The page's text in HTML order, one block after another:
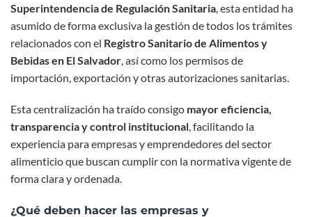
Superintendencia de Regulación Sanitaria , esta entidad ha
asumido de forma exclusiva la gestión de todos los trámites
relacionados con el Registro Sanitario de Alimentos y
Bebidas en El Salvador , así como los permisos de
importación, exportación y otras autorizaciones sanitarias.
Esta centralización ha traído consigo mayor eficiencia,
transparencia y control institucional, facilitando la
experiencia para empresas y emprendedores del sector
alimenticio que buscan cumplir con la normativa vigente de
forma clara y ordenada.
¿Qué deben hacer las empresas y